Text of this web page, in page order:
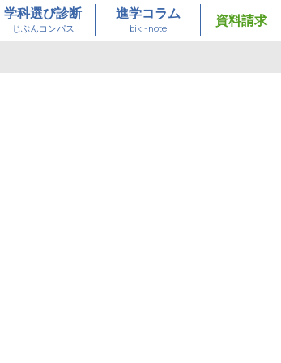
学科選び診断
じぶんコンパス
進学コラム
biki-note
資料請求